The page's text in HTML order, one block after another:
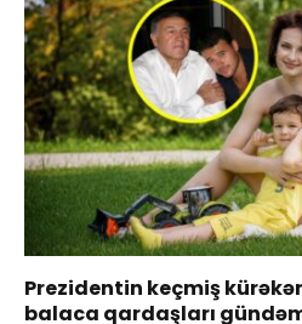
Prezidentin keçmiş
balaca qardaşları